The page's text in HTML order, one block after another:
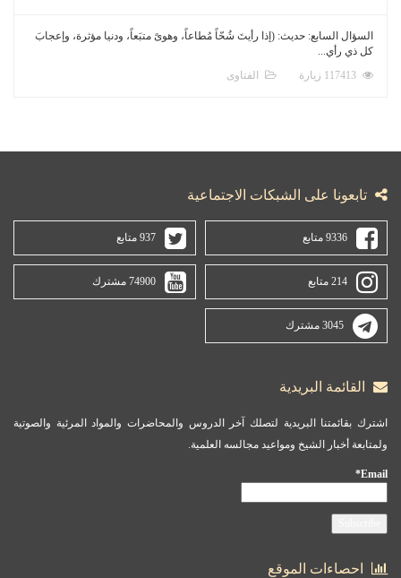
السؤال السابع: حديث: (إذا رأيتَ شُحّاً مُطاعاً، وهوىً متبَعاً، ودنيا مؤثرة، وإعجابَ
كل ذي رأي...
الفتاوى
تابعونا على الشبكات الاجتماعية
9336 متابع 937 متابع
214 متابع 74900 مشترك
3045 مشترك
القائمة البريدية
اشترك بقائمتنا البريدية لتصلك آخر الدروس والمحاضرات والمواد المرئية والصوتية
ولمتابعة أخبار الشيخ ومواعيد مجالسه العلمية.
Email*
احصاءات الموقع